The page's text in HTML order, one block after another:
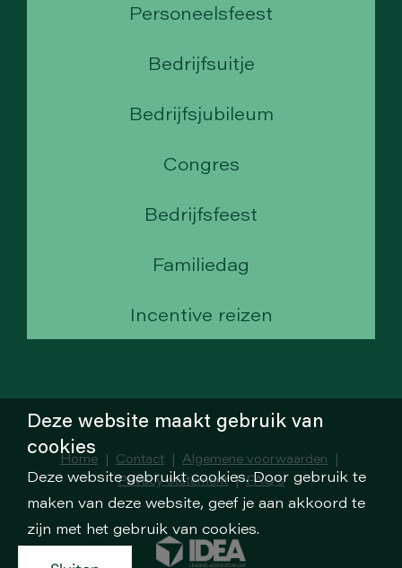
Personeelsfeest
Bedrijfsuitje
Bedrijfsjubileum
Congres
Bedrijfsfeest
Familiedag
Incentive reizen
Home | Contact | Algemene voorwaarden |
Privacy statement|FAQ's
Deze website maakt gebruik van
cookies
Deze website gebruikt cookies. Door gebruik te
maken van deze website, geef je aan akkoord te
zijn met het gebruik van cookies.